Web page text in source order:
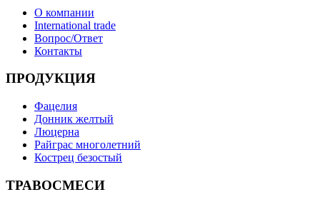
О компании
International trade
Вопрос/Ответ
Контакты
ПРОДУКЦИЯ
Фацелия
Донник желтый
Люцерна
Райграс многолетний
Кострец безостый
ТРАВОСМЕСИ